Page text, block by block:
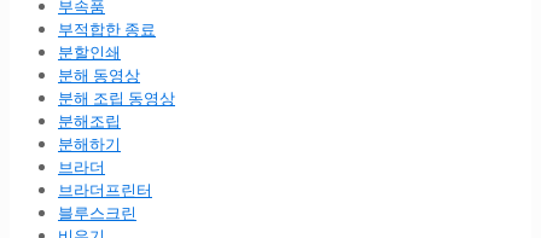
부속품
부적합한 종료
분할인쇄
분해 동영상
분해 조립 동영상
분해조립
분해하기
브라더
브라더프린터
블루스크린